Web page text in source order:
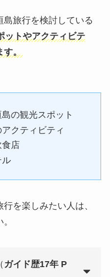
島旅行を検討している
ットやアクティビテ
。
の観光スポット
クティビティ
食店
ル
を楽しみたい人は、
ガイド歴17年 P